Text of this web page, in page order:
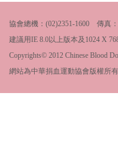
協會總機：(02)2351-1600 傳真
建議用IE 8.0以上版本及1024 X
Copyrights© 2012 Chinese Blood
網站為中華捐血運動協會版權所